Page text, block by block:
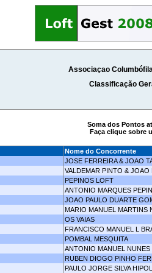
Associaçao
Classificação
Soma dos Pontos
Faça clique sobre
Nome do Concorrente
JOSE FERREIRA & JOAO
VALDEMAR PINTO & JOAO
PEPINOS LOFT
ANTONIO MARQUES
JOAO PAULO DUARTE
MARIO MANUEL MARTINS
OS VAIAS
FRANCISCO MANUEL L
POMBAL MESQUITA
ANTONIO MANUEL NUNES
RUBEN DIOGO PINHO
PAULO JORGE SILVA